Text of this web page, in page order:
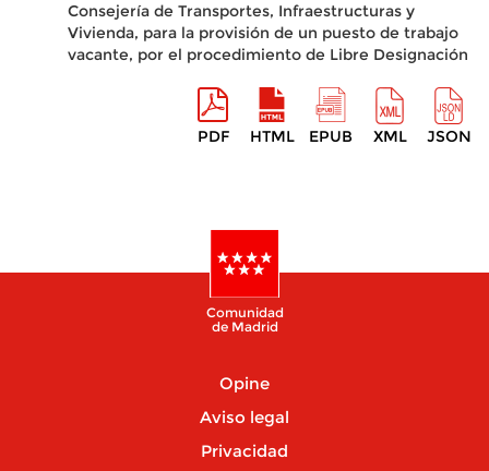
Consejería de Transportes, Infraestructuras y
Vivienda, para la provisión de un puesto de trabajo
vacante, por el procedimiento de Libre Designación
PDF HTML EPUB XML JSON
Comunidad
de Madrid
Opine
Aviso legal
Privacidad